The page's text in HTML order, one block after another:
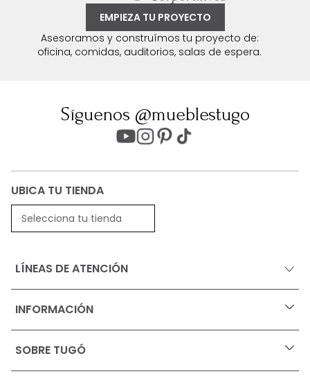
EMPIEZA TU PROYECTO
Asesoramos y construímos tu proyecto de:
oficina, comidas, auditorios, salas de espera.
Síguenos @mueblestugo
UBICA TU TIENDA
Selecciona tu tienda
LÍNEAS DE ATENCIÓN
INFORMACIÓN +
Ofertas vigentes
Términos, condiciones y restricciones para productos
SOBRE TUGÓ +